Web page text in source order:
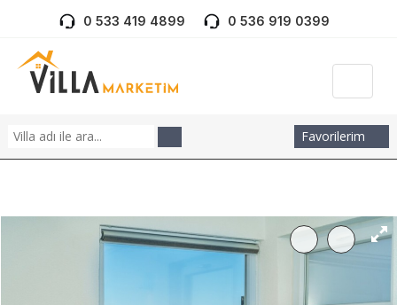
0 533 419 4899 0 536 919 0399
Favorilerim